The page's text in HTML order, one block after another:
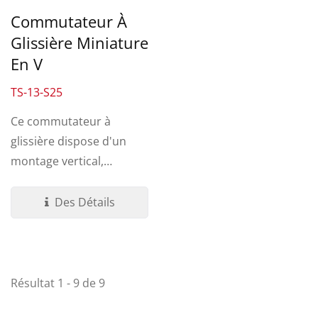
Commutateur À
Glissière Miniature
En V
TS-13-S25
Ce commutateur à
glissière dispose d'un
montage vertical,
variété...Des Détails
Résultat 1 - 9 de 9